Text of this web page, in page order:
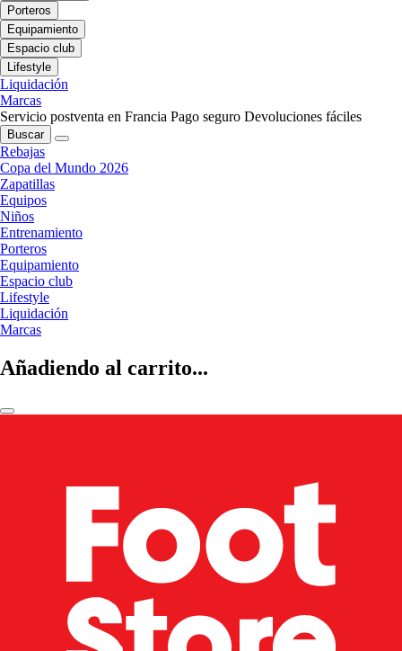
Porteros
Equipamiento
Espacio club
Lifestyle
Liquidación
Marcas
Servicio postventa en Francia Pago seguro Devoluciones fáciles
Buscar
Rebajas
Copa del Mundo 2026
Zapatillas
Equipos
Niños
Entrenamiento
Porteros
Equipamiento
Espacio club
Lifestyle
Liquidación
Marcas
Añadiendo al carrito...